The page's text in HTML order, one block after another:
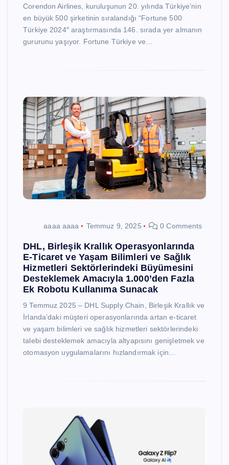
Corendon Airlines, kuruluşunun 20. yılında Türkiye’nin
en büyük 500 şirketinin sıralandığı “Fortune 500
Türkiye 2024″ araştırmasında 146. sırada yer almanın
gururunu yaşıyor. Fortune Türkiye ve…
aaaa aaaa Temmuz 9, 2025 0 Comments
DHL, Birleşik Krallık Operasyonlarında
E-Ticaret ve Yaşam Bilimleri ve Sağlık
Hizmetleri Sektörlerindeki Büyümesini
Desteklemek Amacıyla 1.000’den Fazla
Ek Robotu Kullanıma Sunacak
9 Temmuz 2025 – DHL Supply Chain, Birleşik Krallık ve
İrlanda’daki müşteri operasyonlarında artan e-ticaret
ve yaşam bilimleri ve sağlık hizmetleri sektörlerindeki
talebi desteklemek amacıyla altyapısını genişletmek ve
otomasyon uygulamalarını hızlandırmak için…